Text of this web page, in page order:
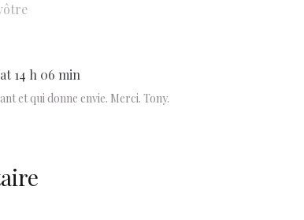
14 h 06 min
et qui donne envie. Merci. Tony.